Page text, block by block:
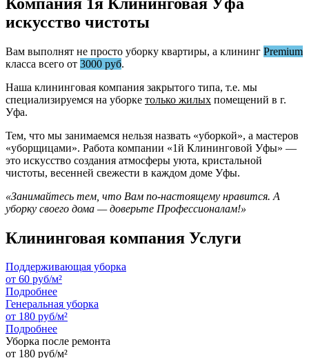
искусство чистоты
Вам выполнят не просто уборку квартиры, а клининг Premium
класса всего от 3000 руб.
Наша клининговая компания закрытого типа, т.е. мы
специализируемся на уборке только жилых помещений в г.
Уфа.
Тем, что мы занимаемся нельзя назвать «уборкой», а мастеров
«уборщицами». Работа компании «1й Клининговой Уфы» —
это искусство создания атмосферы уюта, кристальной
чистоты, весенней свежести в каждом доме Уфы.
«Занимайтесь тем, что Вам по-настоящему нравится. А
уборку своего дома — доверьте Профессионалам!»
Клининговая компания Услуги
Поддерживающая уборка
от 60 руб/м²
Подробнее
Генеральная уборка
от 180 руб/м²
Подробнее
Уборка после ремонта
от 180 руб/м²